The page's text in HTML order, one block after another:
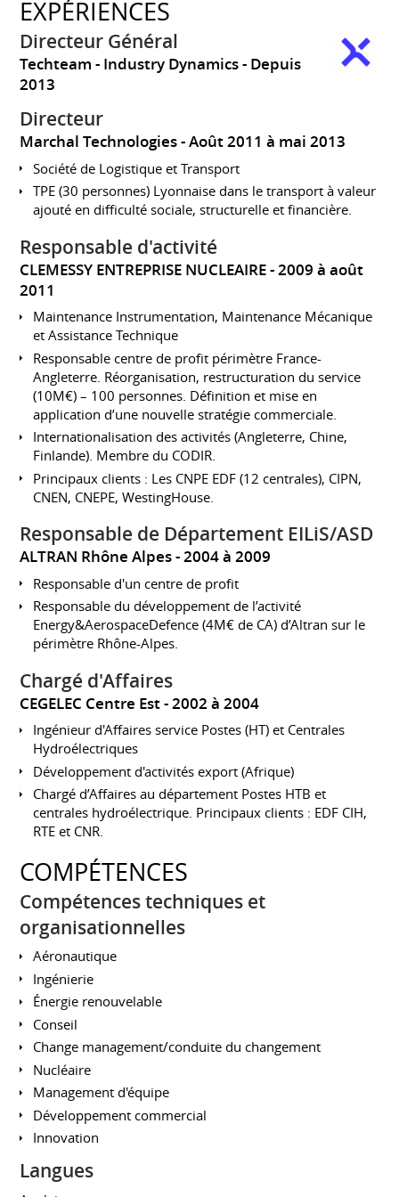
EXPÉRIENCES
Directeur Général
Techteam - Industry Dynamics
Depuis
2013
Directeur
Marchal Technologies Août 2011 à mai 2013
Société de Logistique et Transport
TPE (30 personnes) Lyonnaise dans le transport à valeur
ajouté en difficulté sociale, structurelle et financière.
Responsable d'activité
CLEMESSY ENTREPRISE NUCLEAIRE
2009 à août
2011
Maintenance Instrumentation, Maintenance Mécanique
et Assistance Technique
Responsable centre de profit périmètre France-
Angleterre. Réorganisation, restructuration du service
(10M€) – 100 personnes. Définition et mise en
application d’une nouvelle stratégie commerciale.
Internationalisation des activités (Angleterre, Chine,
Finlande). Membre du CODIR.
Principaux clients : Les CNPE EDF (12 centrales), CIPN,
CNEN, CNEPE, WestingHouse.
Responsable de Département EILiS/ASD
ALTRAN Rhône Alpes 2004 à 2009
Responsable d'un centre de profit
Responsable du développement de l’activité
Energy&AerospaceDefence (4M€ de CA) d’Altran sur le
périmètre Rhône-Alpes.
Chargé d'Affaires
CEGELEC Centre Est 2002 à 2004
Ingénieur d'Affaires service Postes (HT) et Centrales
Hydroélectriques
Développement d'activités export (Afrique)
Chargé d’Affaires au département Postes HTB et
centrales hydroélectrique. Principaux clients : EDF CIH,
RTE et CNR.
COMPÉTENCES
Compétences techniques et
organisationnelles
Aéronautique
Ingénierie
Énergie renouvelable
Conseil
Change management/conduite du changement
Nucléaire
Management d'équipe
Développement commercial
Innovation
Langues